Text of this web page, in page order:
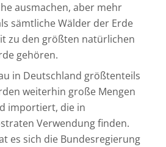
ausmachen, aber mehr
sämtliche Wälder der Erde
zu den größten natürlichen
gehören.
in Deutschland größtenteils
weiterhin große Mengen
importiert, die in
Verwendung finden.
es sich die Bundesregierung